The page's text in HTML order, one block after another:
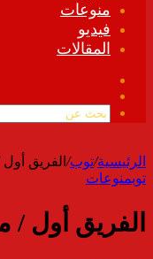
منوعات
فيديو
المقالات
الموقع
الرئيسية/توب/ الفريق
توبمنوعات
الفريق أول /